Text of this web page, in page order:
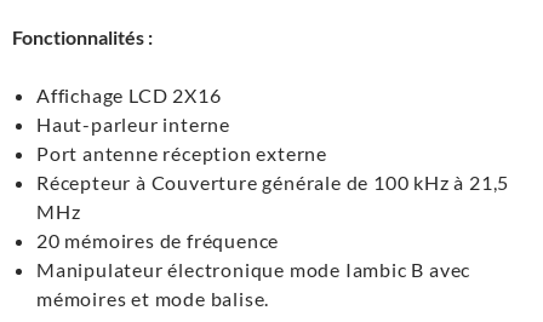
Fonctionnalités :
Affichage LCD 2X16
Haut-parleur interne
Port antenne réception externe
Récepteur à Couverture générale de 100 kHz à 21,5
MHz
20 mémoires de fréquence
Manipulateur électronique mode Iambic B avec
mémoires et mode balise.